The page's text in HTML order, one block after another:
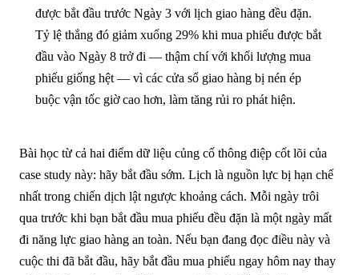
được bắt đầu trước Ngày 3 với lịch giao hàng đều đặn.
Tỷ lệ thắng đó giảm xuống 29% khi mua phiếu được bắt
đầu vào Ngày 8 trở đi — thậm chí với khối lượng mua
phiếu giống hệt — vì các cửa sổ giao hàng bị nén ép
buộc vận tốc giờ cao hơn, làm tăng rủi ro phát hiện.
Bài học từ cả hai điểm dữ liệu củng cố thông điệp cốt lõi của
case study này: hãy bắt đầu sớm. Lịch là nguồn lực bị hạn chế
nhất trong chiến dịch lật ngược khoảng cách. Mỗi ngày trôi
qua trước khi bạn bắt đầu mua phiếu đều đặn là một ngày mất
đi năng lực giao hàng an toàn. Nếu bạn đang đọc điều này và
cuộc thi đã bắt đầu, hãy bắt đầu mua phiếu ngay hôm nay thay